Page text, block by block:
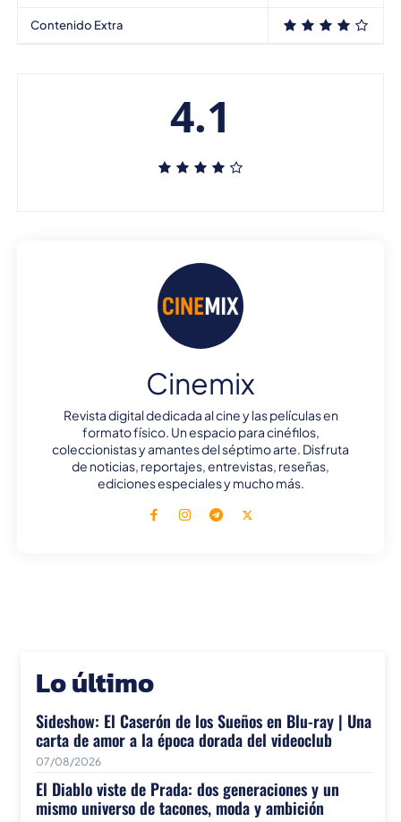
Contenido Extra
4.1
Cinemix
Revista digital dedicada al cine y las películas en
formato físico. Un espacio para cinéfilos,
coleccionistas y amantes del séptimo arte. Disfruta
de noticias, reportajes, entrevistas, reseñas,
ediciones especiales y mucho más.
Lo último
Sideshow: El Caserón de los Sueños en Blu-ray | Una
carta de amor a la época dorada del videoclub
07/08/2026
El Diablo viste de Prada: dos generaciones y un
mismo universo de tacones, moda y ambición